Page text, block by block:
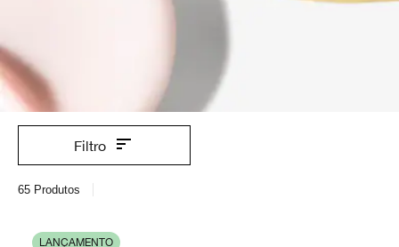
Filtro
65 Produtos
LANÇAMENTO